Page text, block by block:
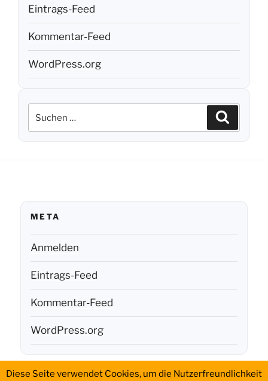
Eintrags-Feed
Kommentar-Feed
WordPress.org
Suchen
nach:
META
Anmelden
Eintrags-Feed
Kommentar-Feed
WordPress.org
Diese Seite verwendet Cookies, um die Nutzerfreundlichkeit